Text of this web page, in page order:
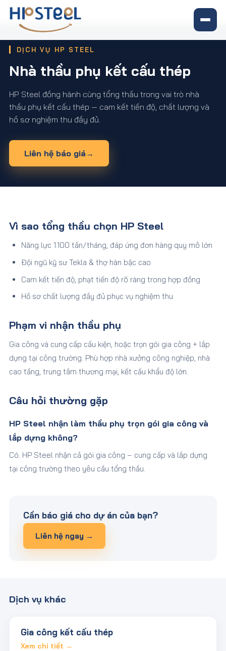
Trang chủ›Dịch vụ›Nhà thầu phụ kết cấu thép
DỊCH VỤ HP STEEL
Nhà thầu phụ kết cấu thép
HP Steel đồng hành cùng tổng thầu trong vai trò nhà
thầu phụ kết cấu thép — cam kết tiến độ, chất lượng và
hồ sơ nghiệm thu đầy đủ.
Liên hệ báo giá →
Vì sao tổng thầu chọn HP Steel
Năng lực 1.100 tấn/tháng, đáp ứng đơn hàng quy mô lớn
Đội ngũ kỹ sư Tekla & thợ hàn bậc cao
Cam kết tiến độ, phạt tiến độ rõ ràng trong hợp đồng
Hồ sơ chất lượng đầy đủ phục vụ nghiệm thu
Phạm vi nhận thầu phụ
Gia công và cung cấp cấu kiện, hoặc trọn gói gia công + lắp
dựng tại công trường. Phù hợp nhà xưởng công nghiệp, nhà
cao tầng, trung tâm thương mại, kết cấu khẩu độ lớn.
Câu hỏi thường gặp
HP Steel nhận làm thầu phụ trọn gói gia công và
lắp dựng không?
Có. HP Steel nhận cả gói gia công – cung cấp và lắp dựng
tại công trường theo yêu cầu tổng thầu.
Cần báo giá cho dự án của bạn?
Liên hệ ngay →
Dịch vụ khác
Gia công kết cấu thép
Xem chi tiết →